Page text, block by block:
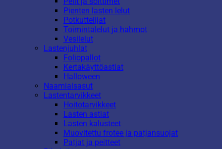
Pienten lasten lelut
Potkuttelijat
Toimintalelut ja hahmot
Vesilelut
Lastenjuhlat
Foliopallot
Kertakäyttöastiat
Halloween
Naamiaisasut
Lastentarvikkeet
Hoitotarvikkeet
Lasten astiat
Lasten kalusteet
Muovitettu frotee ja patjansuojat
Patjat ja peitteet